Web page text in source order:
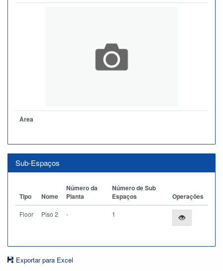
Àrea
Sub-Espaços
Tipo Nome
Número da
Planta
Número de Sub
Espaços
Operações
Floor Piso 2 - 1
Exportar para Excel